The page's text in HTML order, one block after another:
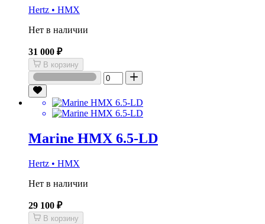
Hertz • HMX
Нет в наличии
31 000 ₽
В корзину
Marine HMX 6.5-LD
Hertz • HMX
Нет в наличии
29 100 ₽
В корзину